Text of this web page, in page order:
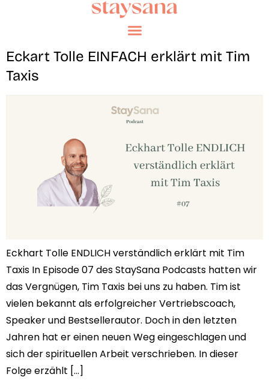
Eckart Tolle EINFACH erklärt mit Tim
Taxis
Eckhart Tolle ENDLICH verständlich erklärt mit Tim
Taxis In Episode 07 des StaySana Podcasts hatten wir
das Vergnügen, Tim Taxis bei uns zu haben. Tim ist
vielen bekannt als erfolgreicher Vertriebscoach,
Speaker und Bestsellerautor. Doch in den letzten
Jahren hat er einen neuen Weg eingeschlagen und
sich der spirituellen Arbeit verschrieben. In dieser
Folge erzählt […]